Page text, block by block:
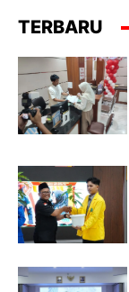
TERBARU